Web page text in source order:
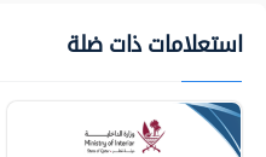
استعلامات ذات ضلة